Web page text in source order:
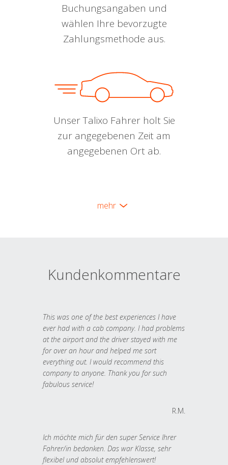
Buchungsangaben und
wählen Ihre bevorzugte
Zahlungsmethode aus.
Unser Talixo Fahrer holt Sie
zur angegebenen Zeit am
angegebenen Ort ab.
mehr
Kundenkommentare
This was one of the best experiences I have
ever had with a cab company. I had problems
at the airport and the driver stayed with me
for over an hour and helped me sort
everything out. I would recommend this
company to anyone. Thank you for such
fabulous service!
R.M.
Ich möchte mich für den super Service Ihrer
Fahrer/in bedanken. Das war Klasse, sehr
flexibel und absolut empfehlenswert!